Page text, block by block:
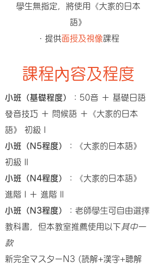
學生無指定，將使用《大家的日本
語》
・提供面授及視像課程
課程內容及程度
小班（基礎程度）
：50音 ＋ 基礎日語
發音技巧 ＋ 問候語 ＋《大家的日本
語》 初級 l
小班（N5程度）
：《大家的日本語》
初級 ll
小班（N4程度）
：《大家的日本語》
進階 l ＋ 進階 ll
小班（N3程度）
：老師學生可自由選擇
教科書，但本教室推薦使用以下其中一
款
新完全マスターN3 (読解+漢字+聴解